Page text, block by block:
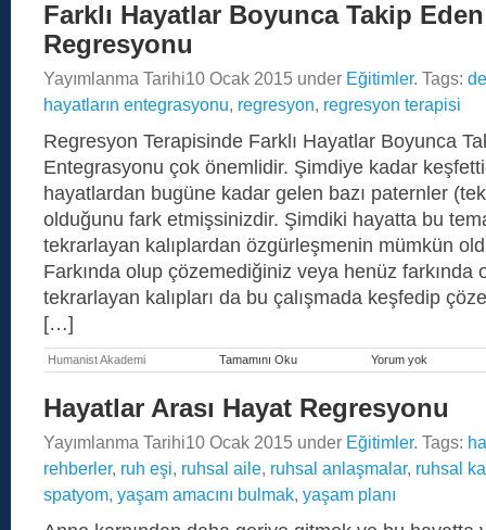
Alanı
Uygulayıcı
Eğitimi
Farklı Hayatlar Boyunca Takip
Regresyonu
Yayımlanma Tarihi10 Ocak 2015 under Eğitimler. Tags:
hayatların entegrasyonu, regresyon, regresyon terapisi
Regresyon Terapisinde Farklı Hayatlar Boyunca
Entegrasyonu çok önemlidir. Şimdiye kadar
hayatlardan bugüne kadar gelen bazı paternler
olduğunu fark etmişsinizdir. Şimdiki hayatta bu
tekrarlayan kalıplardan özgürleşmenin mümkün
Farkında olup çözemediğiniz veya henüz farkında
tekrarlayan kalıpları da bu çalışmada keşfedip
[…]
Humanist Akademi Tamamını Oku Yorum yok
Hayatlar
Takip
Paternler
Hayatlar Arası Hayat Regresyonu
Yayımlanma Tarihi10 Ocak 2015 under Eğitimler. Tags:
rehberler, ruh eşi, ruhsal aile, ruhsal anlaşmalar, ruhsal
spatyom, yaşam amacını bulmak, yaşam planı